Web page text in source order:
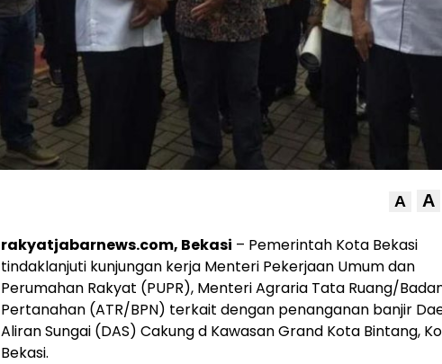
A A
rakyatjabarnews.com, Bekasi – Pemerintah Kota Bekasi
tindaklanjuti kunjungan kerja Menteri Pekerjaan Umum dan
Perumahan Rakyat (PUPR), Menteri Agraria Tata Ruang/
Pertanahan (ATR/BPN) terkait dengan penanganan banjir
Aliran Sungai (DAS) Cakung d Kawasan Grand Kota Bintang,
Bekasi.